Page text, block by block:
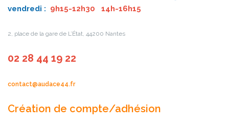
vendredi : 9h15-12h30 14h-16h15
2, place de la gare de L’État, 44200 Nantes
02 28 44 19 22
contact@audace44.fr
Création de compte/adhésion